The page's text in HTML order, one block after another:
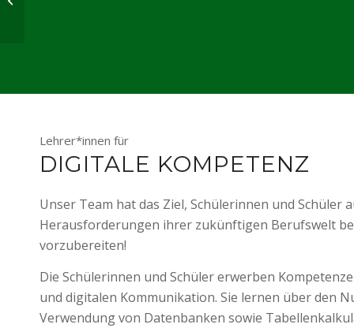
Lehrer*innen für
DIGITALE KOMPETENZ
Unser Team hat das Ziel, Schülerinnen und Schüler
Herausforderungen ihrer zukünftigen Berufswelt
vorzubereiten!
Die Schülerinnen und Schüler erwerben
und digitalen Kommunikation. Sie lernen über den
Verwendung von Datenbanken sowie